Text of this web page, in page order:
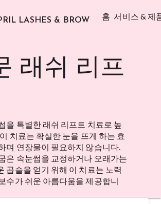
LASHES & BROW 홈 서비스 & 제
래쉬 리프
을 특별한 래쉬 리프트 치료로 높
치료는 확실한 눈을 뜨게 하는 효
며 연장물이 필요하지 않습니다.
은 속눈썹을 교정하거나 오래가는
곱슬을 얻기 위해 이 치료는 노력
수가 쉬운 아름다움을 제공합니